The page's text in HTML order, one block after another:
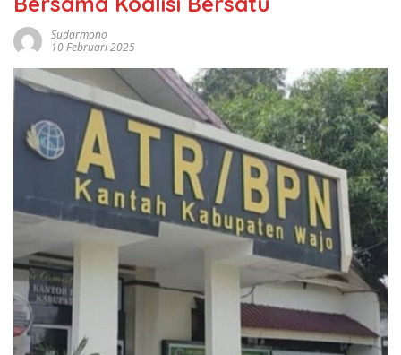
Sudarmono
10 Februari 2025